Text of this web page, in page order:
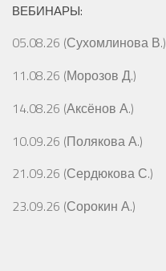
ВЕБИНАРЫ:
05.08.26 (Сухомлинова В.)
11.08.26 (Морозов Д.)
14.08.26 (Аксёнов А.)
10.09.26 (Полякова А.)
21.09.26 (Сердюкова С.)
23.09.26 (Сорокин А.)